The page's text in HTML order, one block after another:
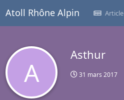
Atoll Rhône Alpin Article
A
Asthur
31 mars 2017